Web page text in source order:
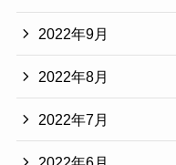
2022年9月
2022年8月
2022年7月